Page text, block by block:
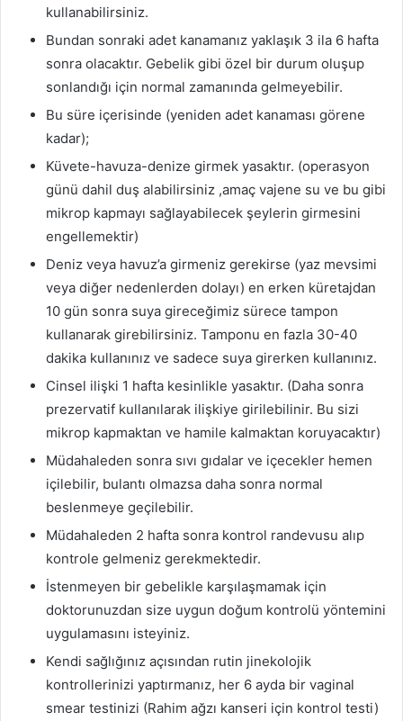
kullanabilirsiniz.
Bundan sonraki adet kanamanız yaklaşık 3 ila 6 hafta
sonra olacaktır. Gebelik gibi özel bir durum oluşup
sonlandığı için normal zamanında gelmeyebilir.
Bu süre içerisinde (yeniden adet kanaması görene
kadar);
Küvete-havuza-denize girmek yasaktır. (operasyon
günü dahil duş alabilirsiniz ,amaç vajene su ve bu gibi
mikrop kapmayı sağlayabilecek şeylerin girmesini
engellemektir)
Deniz veya havuz’a girmeniz gerekirse (yaz mevsimi
veya diğer nedenlerden dolayı) en erken küretajdan
10 gün sonra suya gireceğimiz sürece tampon
kullanarak girebilirsiniz. Tamponu en fazla 30-40
dakika kullanınız ve sadece suya girerken kullanınız.
Cinsel ilişki 1 hafta kesinlikle yasaktır. (Daha sonra
prezervatif kullanılarak ilişkiye girilebilinir. Bu sizi
mikrop kapmaktan ve hamile kalmaktan koruyacaktır)
Müdahaleden sonra sıvı gıdalar ve içecekler hemen
içilebilir, bulantı olmazsa daha sonra normal
beslenmeye geçilebilir.
Müdahaleden 2 hafta sonra kontrol randevusu alıp
kontrole gelmeniz gerekmektedir.
İstenmeyen bir gebelikle karşılaşmamak için
doktorunuzdan size uygun doğum kontrolü yöntemini
uygulamasını isteyiniz.
Kendi sağlığınız açısından rutin jinekolojik
kontrollerinizi yaptırmanız, her 6 ayda bir vaginal
smear testinizi (Rahim ağzı kanseri için kontrol testi)